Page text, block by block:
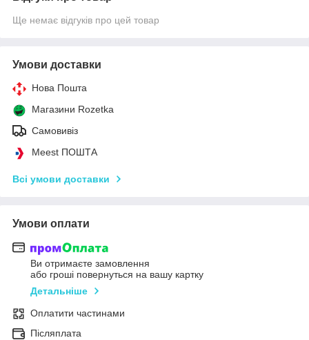
Ще немає відгуків про цей товар
Умови доставки
Нова Пошта
Магазини Rozetka
Самовивіз
Meest ПОШТА
Всі умови доставки
Умови оплати
Ви отримаєте замовлення
або гроші повернуться на вашу картку
Детальніше
Оплатити частинами
Післяплата